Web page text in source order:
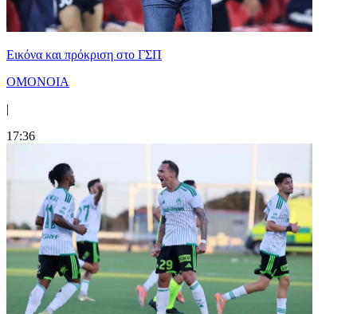
Εικόνα και πρόκριση στο ΓΣΠ
ΟΜΟΝΟΙΑ
|
17:36